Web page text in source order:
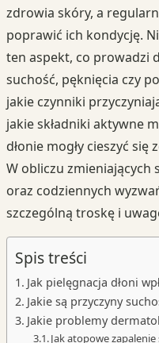
zdrowia skóry, a
poprawić ich kondycję.
ten aspekt, co prowadzi
suchość, pęknięcia czy
jakie czynniki
jakie składniki aktywne
dłonie mogły cieszyć
W obliczu
oraz codziennych
szczególną troskę i
Spis treści
Jak pielęgnacja dłoni
Jakie są przyczyny
Jakie problemy
Jak atopowe